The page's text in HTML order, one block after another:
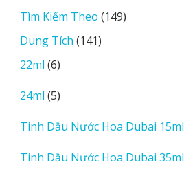
Tìm Kiếm Theo 149149
Dung Tích 141141
22ml 66
phẩm
24ml 55
phẩm
Tinh Dầu Nước Hoa Dubai 15ml
Tinh Dầu Nước Hoa Dubai 35ml